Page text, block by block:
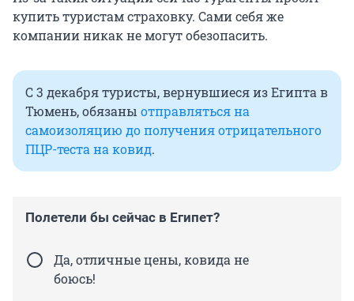
купить туристам страховку. Сами себя же
компании никак не могут обезопасить.
С 3 декабря туристы, вернувшиеся из Египта в
Тюмень, обязаны отправляться на
самоизоляцию до получения отрицательного
ПЦР-теста на ковид.
Полетели бы сейчас в Египет?
Да, отличные цены, ковида не
боюсь!